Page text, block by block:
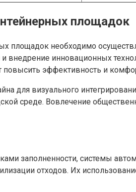
площадок
площадок необходимо
инновационных
эффективность и
для визуального
среде. Вовлечение
заполненности, системы
отходов. Их